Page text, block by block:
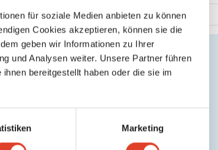
für soziale Medien anbieten zu können
Cookies akzeptieren, können sie die
geben wir Informationen zu Ihrer
und Analysen weiter. Unsere Partner führen
bereitgestellt haben oder die sie im
Marketing